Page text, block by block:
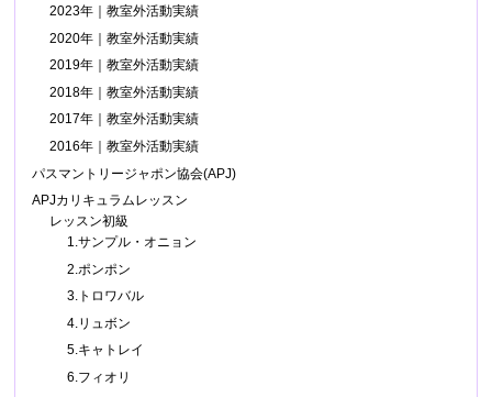
2023年｜教室外活動実績
2020年｜教室外活動実績
2019年｜教室外活動実績
2018年｜教室外活動実績
2017年｜教室外活動実績
2016年｜教室外活動実績
パスマントリージャポン協会(APJ)
APJカリキュラムレッスン
レッスン初級
1.サンプル・オニョン
2.ポンポン
3.トロワバル
4.リュボン
5.キャトレイ
6.フィオリ